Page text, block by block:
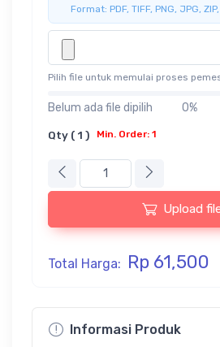
Informasi Produk
Format: PDF, TIFF, PNG, JPG,
Pilih file untuk memulai proses
0%
Belum ada file dipilih
Qty ( 1 ) Min. Order: 1
Upload
Total Harga: Rp 61,500